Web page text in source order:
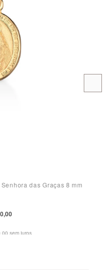
das Graças 8 mm
sem juros